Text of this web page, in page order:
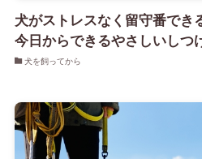
犬がストレスなく留守番で
今日からできるやさしいしつ
犬を飼ってから